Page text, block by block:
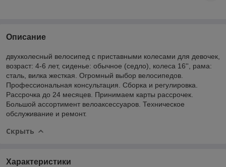
Описание
двухколесный велосипед с приставными колесами для девочек,
возраст: 4-6 лет, сиденье: обычное (седло), колеса 16'', рама:
сталь, вилка жесткая. Огромный выбор велосипедов.
Профессиональная консультация. Сборка и регулировка.
Рассрочка до 24 месяцев. Принимаем карты рассрочек.
Большой ассортимент велоаксессуаров. Техническое
обслуживание и ремонт.
Скрыть
Характеристики